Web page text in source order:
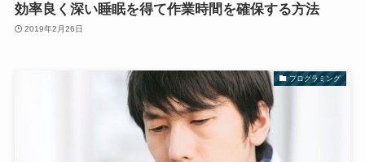
効率良く深い睡眠を得て作業時間を確保する方法
2019年2月26日
プログラミング